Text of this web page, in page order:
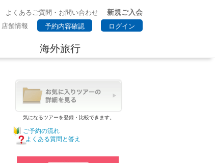
よくあるご質問・お問い合わせ
新規ご入会
店舗情報 予約内容確認 ログイン
海外旅行
気になるツアーを登録・比較できます。
ご予約の流れ
よくある質問と答え